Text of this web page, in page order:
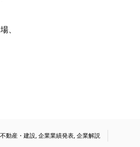
、
不動産・建設,企業業績発表,企業解説